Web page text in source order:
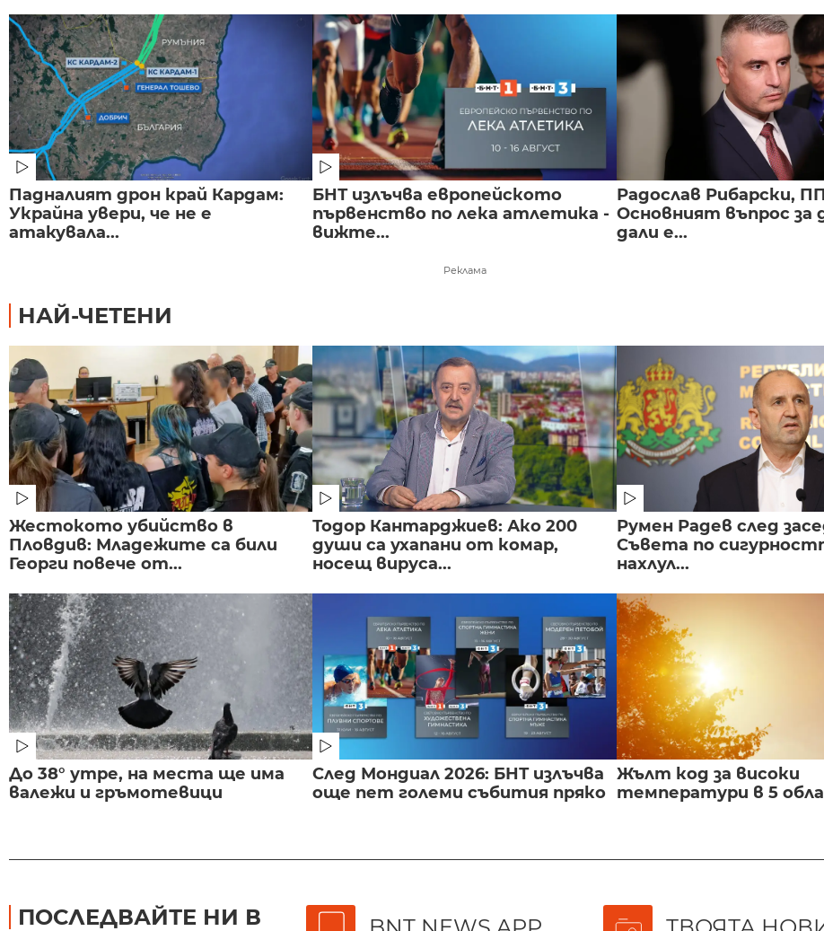
Падналият дрон край Кардам:
Украйна увери, че не е
атакувала...
БНТ излъчва европейското
първенство по лека атлетика -
вижте...
Радослав Рибарски,
Основният въпрос за
дали е...
Реклама
НАЙ-ЧЕТЕНИ
Жестокото убийство в
Пловдив: Младежите са били
Георги повече от...
Тодор Кантарджиев: Ако 200
души са ухапани от комар,
носещ вируса...
Румен Радев след
Съвета по
нахлул...
До 38° утре, на места ще има
валежи и гръмотевици
След Мондиал 2026: БНТ излъчва
още пет големи събития пряко
Жълт код за високи
температури в 5
ПОСЛЕДВАЙТЕ НИ В